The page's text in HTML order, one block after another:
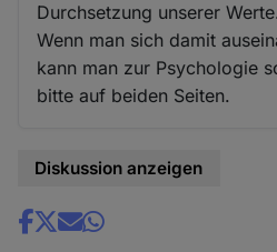
Durchsetzung unserer
Wenn man sich damit
kann man zur Psychologie
bitte auf beiden Seiten.
Diskussion anzeigen
Share